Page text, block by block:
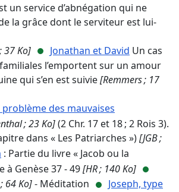
un service d’abnégation qui ne
la grâce dont le serviteur est lui-
37 Ko] Jonathan et David Un cas
l’emportent sur un amour
qui s’en est suivie[Remmers ; 17
problème des mauvaises
; 23 Ko](2 Chr. 17 et 18 ; 2 Rois 3).
dans « Les Patriarches »)[JGB ;
: Partie du livre « Jacob ou la
à Genèse 37 - 49[HR ; 140 Ko]
64 Ko]- Méditation
Joseph, type